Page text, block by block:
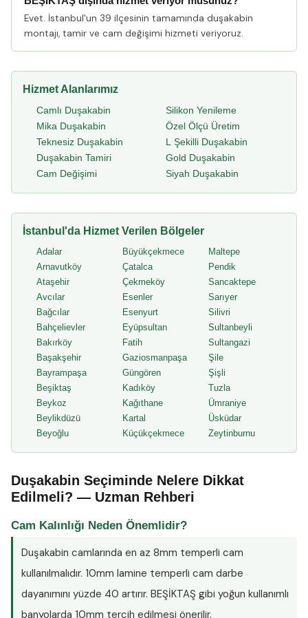
Evet. İstanbul'un 39 ilçesinin tamamında duşakabin
montajı, tamir ve cam değişimi hizmeti veriyoruz.
Hizmet Alanlarımız
Camlı Duşakabin
Mika Duşakabin
Teknesiz Duşakabin
Duşakabin Tamiri
Cam Değişimi
Silikon Yenileme
Özel Ölçü Üretim
L Şekilli Duşakabin
Gold Duşakabin
Siyah Duşakabin
İstanbul'da Hizmet Verilen Bölgeler
Adalar
Arnavutköy
Ataşehir
Avcılar
Bağcılar
Bahçelievler
Bakırköy
Başakşehir
Bayrampaşa
Beşiktaş
Beykoz
Beylikdüzü
Beyoğlu
Büyükçekmece
Çatalca
Çekmeköy
Esenler
Esenyurt
Eyüpsultan
Fatih
Gaziosmanpaşa
Güngören
Kadıköy
Kağıthane
Kartal
Küçükçekmece
Maltepe
Pendik
Sancaktepe
Sarıyer
Silivri
Sultanbeyli
Sultangazi
Şile
Şişli
Tuzla
Ümraniye
Üsküdar
Zeytinburnu
Duşakabin Seçiminde Nelere Dikkat
Edilmeli? — Uzman Rehberi
Cam Kalınlığı Neden Önemlidir?
Duşakabin camlarında en az 8mm temperli cam
kullanılmalıdır. 10mm lamine temperli cam darbe
dayanımını yüzde 40 artırır. BEŞİKTAŞ gibi yoğun kullanımlı
banyolarda 10mm tercih edilmesi önerilir.